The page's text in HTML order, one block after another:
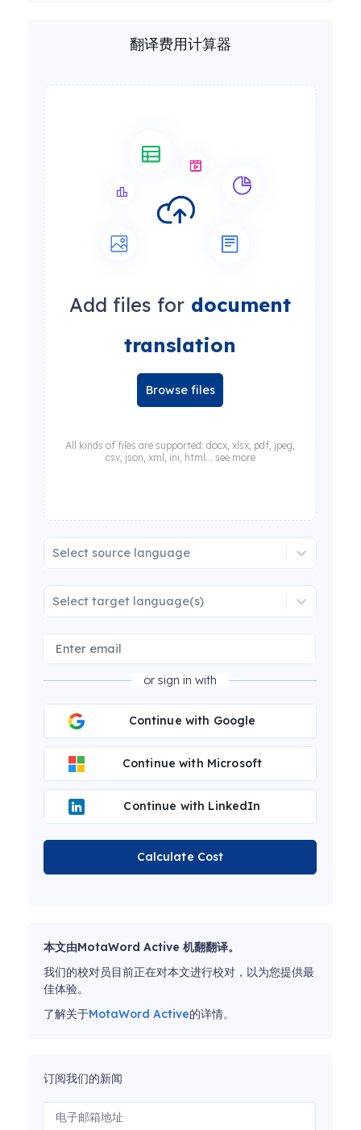
翻译费用计算器
Add files for document
translation
Browse files
All kinds of files are supported: docx, xlsx, pdf, jpeg,
csv, json, xml, ini, html... see more
Select source language
Select target language(s)
or sign in with
Continue with Google
Continue with Microsoft
Continue with LinkedIn
Calculate Cost
本文由MotaWord Active 机翻翻译。
我们的校对员目前正在对本文进行校对，以为您提供最
佳体验。
了解关于MotaWord Active的详情。
订阅我们的新闻